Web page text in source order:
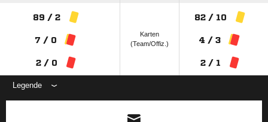
89 / 2
7 / 0
2 / 0
Karten
(Team/Offiz.)
82 / 10
4 / 3
2 / 1
Legende
ANZEIGE